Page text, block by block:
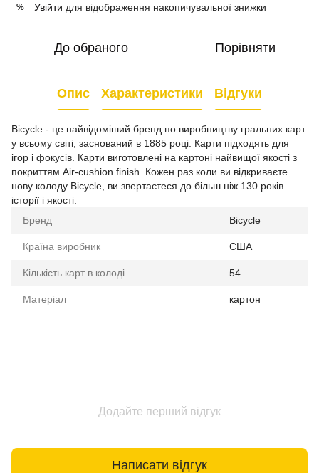
% Увійти для відображення накопичувальної знижки
До обраного Порівняти
Опис Характеристики Відгуки
Bicycle - це найвідоміший бренд по виробництву гральних карт
у всьому світі, заснований в 1885 році. Карти підходять для
ігор і фокусів. Карти виготовлені на картоні найвищої якості з
покриттям Air-cushion finish. Кожен раз коли ви відкриваєте
нову колоду Bicycle, ви звертаєтеся до більш ніж 130 років
історії і якості.
Бренд
Bicycle
Країна виробник США
Кількість карт в колоді 54
Матеріал картон
Додайте перший відгук
Написати відгук